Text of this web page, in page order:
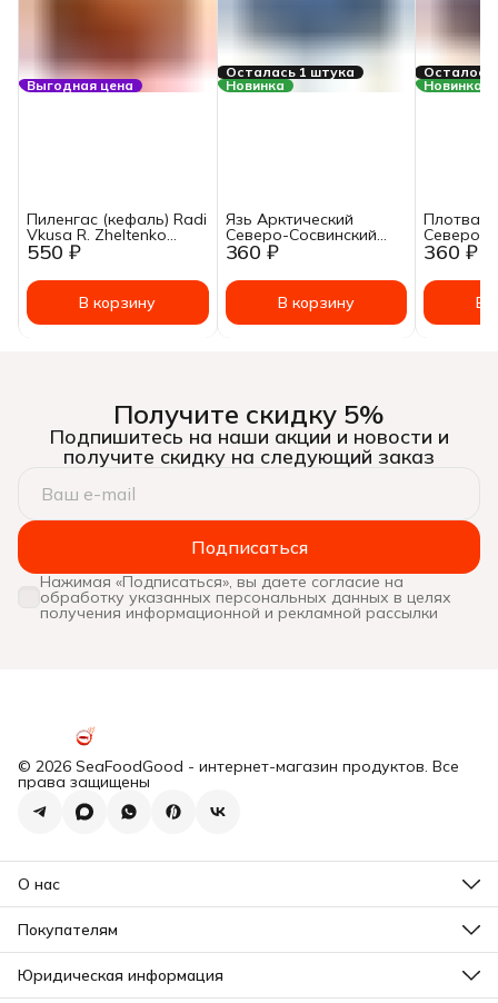
Выгодная цена
550 ₽
Пиленгас (кефаль) Radi
Vkusa R. Zheltenko
обжаренный в
В корзину
Осталась 1 штука
Новинка
360 ₽
Язь Арктический
Северо-Сосвинский
натуральный 230г
В корзину
Осталось
Новинка
360 ₽
Плотва
Северо-
В
Получите скидку 5%
Подпишитесь на наши акции и новости и
получите скидку на следующий заказ
Подписаться
Нажимая «Подписаться», вы даете согласие на
обработку указанных персональных данных в целях
получения информационной и рекламной рассылки
© 2026 SeaFoodGood - интернет-магазин продуктов. Все
права защищены
О нас
Почему мы?
Покупателям
Программа лояльности
Юридическая информация